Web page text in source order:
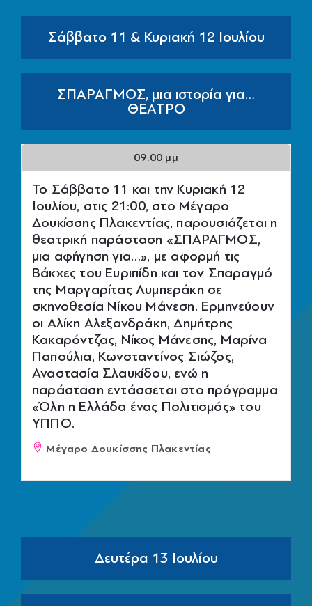
Σάββατο 11 & Κυριακή 12 Ιουλίου
ΣΠΑΡΑΓΜΟΣ, μια ιστορία για…
ΘΕΑΤΡΟ
09:00 μμ
Το Σάββατο 11 και την Κυριακή 12
Ιουλίου, στις 21:00, στο Μέγαρο
Δουκίσσης Πλακεντίας, παρουσιάζεται η
θεατρική παράσταση «ΣΠΑΡΑΓΜΟΣ,
μια αφήγηση για…», με αφορμή τις
Βάκχες του Ευριπίδη και τον Σπαραγμό
της Μαργαρίτας Λυμπεράκη σε
σκηνοθεσία Νίκου Μάνεση. Ερμηνεύουν
οι Αλίκη Αλεξανδράκη, Δημήτρης
Κακαρόντζας, Νίκος Μάνεσης, Μαρίνα
Παπούλια, Κωνσταντίνος Σιώζος,
Αναστασία Σλαυκίδου, ενώ η
παράσταση εντάσσεται στο πρόγραμμα
«Όλη η Ελλάδα ένας Πολιτισμός» του
ΥΠΠΟ.
Μέγαρο Δουκίσσης Πλακεντίας
Δευτέρα 13 Ιουλίου